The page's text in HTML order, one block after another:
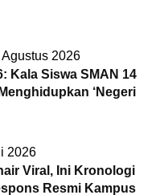
Agustus 2026
Kala Siswa SMAN 14
‘Negeri
2026
Viral, Ini Kronologi
Resmi Kampus